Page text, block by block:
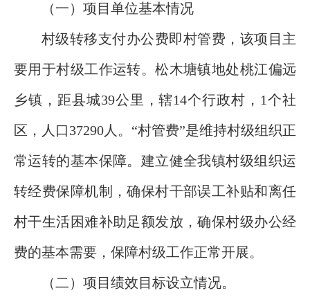
（一）项目单位基本情况
村级转移支付办公费即村管费，该项目主
要用于村级工作运转。松木塘镇地处桃江偏远
乡镇，距县城39公里，辖14个行政村，1个社
区，人口37290人。“村管费”是维持村级组织正
常运转的基本保障。建立健全我镇村级组织运
转经费保障机制，确保村干部误工补贴和离任
村干生活困难补助足额发放，确保村级办公经
费的基本需要，保障村级工作正常开展。
（二）项目绩效目标设立情况。